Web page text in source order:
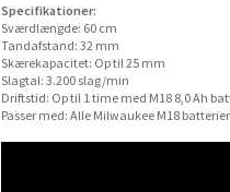
Specifikationer:
Sværdlængde: 60 cm
Tandafstand: 32 mm
Skærekapacitet: Op til 25 mm
Slagtal: 3.200 slag/min
Driftstid: Op til 1 time med M18 8,0 Ah
Passer med: Alle Milwaukee M18 batterier